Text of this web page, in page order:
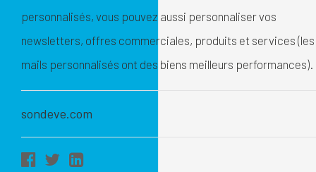
personnalisés, vous pouvez aussi personnaliser vos
newsletters, offres commerciales, produits et services (les
mails personnalisés ont des biens meilleurs performances).
sondeve.com